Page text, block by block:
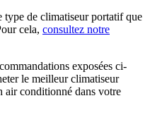
type de climatiseur portatif que
cela, consultez notre
exposées ci-
le meilleur climatiseur
air conditionné dans votre